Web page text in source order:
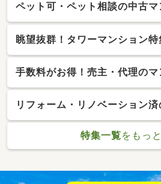
ペット可・ペット相談の中古マ
眺望抜群！タワーマンション特
手数料がお得！売主・代理のマ
リフォーム・リノベーション
特集一覧をもっ